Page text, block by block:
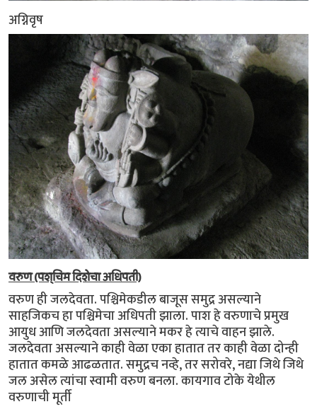
अग्निवृष
वरुण (पश्चिम दिशेचा अधिपती)
वरुण ही जलदेवता. पश्चिमेकडील बाजूस समुद्र असल्याने
साहजिकच हा पश्चिमेचा अधिपती झाला. पाश हे वरुणाचे प्रमुख
आयुध आणि जलदेवता असल्याने मकर हे त्याचे वाहन झाले.
जलदेवता असल्याने काही वेळा एका हातात तर काही वेळा दोन्ही
हातात कमळे आढळतात. समुद्रच नव्हे, तर सरोवरे, नद्या जिथे जिथे
जल असेल त्यांचा स्वामी वरुण बनला. कायगाव टोके येथील
वरुणाची मूर्ती